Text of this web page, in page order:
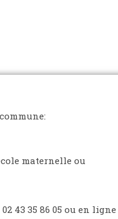
maternelle ou
43 35 86 05 ou en ligne